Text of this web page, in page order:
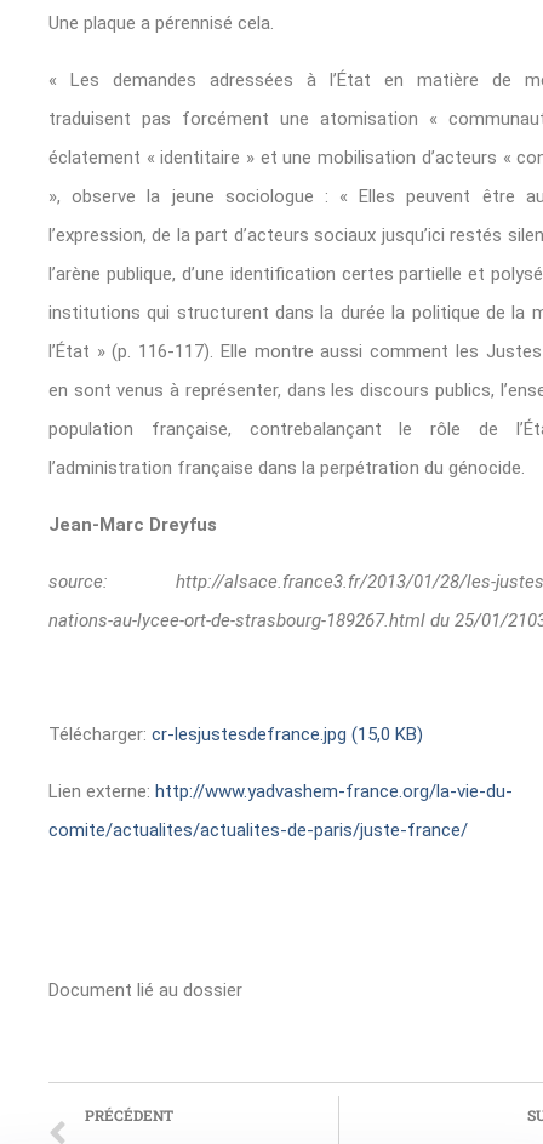
Une plaque a pérennisé cela.
« Les demandes adressées à l’État en matière de
traduisent pas forcément une atomisation «
éclatement « identitaire » et une mobilisation d’acteurs «
», observe la jeune sociologue : « Elles peuvent être
l’expression, de la part d’acteurs sociaux jusqu’ici restés
l’arène publique, d’une identification certes partielle et
institutions qui structurent dans la durée la politique de la
l’État » (p. 116-117). Elle montre aussi comment les
en sont venus à représenter, dans les discours publics,
population française, contrebalançant le rôle de
l’administration française dans la perpétration du génocide.
Jean-Marc Dreyfus
source: http://alsace.france3.fr/2013/01/28/les-justes-
nations-au-lycee-ort-de-strasbourg-189267.html du 25/01/
Télécharger: cr-lesjustesdefrance.jpg (15,0 KB)
Lien externe: http://www.yadvashem-france.org/la-vie-du-
comite/actualites/actualites-de-paris/juste-france/
Document lié au dossier
PRÉCÉDENT